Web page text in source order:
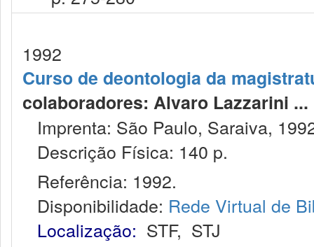
1992
Curso de deontologia da
colaboradores: Alvaro Lazzarini ...
Imprenta: São Paulo, Saraiva,
Descrição Física: 140 p.
Referência: 1992.
Disponibilidade: Rede Virtual de
Localização: STF, STJ